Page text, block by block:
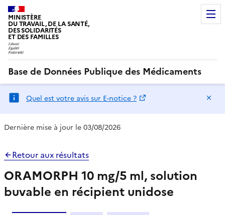
MINISTÈRE
DU TRAVAIL, DE LA SANTÉ,
DES SOLIDARITÉS
ET DES FAMILLES
Base de Données Publique des Médicaments
Quel est votre avis sur E-notice ?
Dernière mise à jour le 03/08/2026
Retour aux résultats
ORAMORPH 10 mg/5 ml, solution
buvable en récipient unidose